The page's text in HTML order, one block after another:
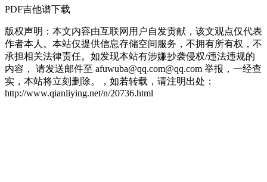
PDF吉他谱下载
版权声明：本文内容由互联网用户自发贡献，该文观点仅代表
作者本人。本站仅提供信息存储空间服务，不拥有所有权，不
承担相关法律责任。如发现本站有涉嫌抄袭侵权/违法违规的
内容， 请发送邮件至 afuwuba@qq.com@qq.com 举报，一经查
实，本站将立刻删除。，如若转载，请注明出处：
http://www.qianliying.net/n/20736.html